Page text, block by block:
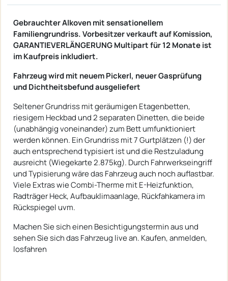
Gebrauchter Alkoven mit sensationellem
Familiengrundriss. Vorbesitzer verkauft auf Komission,
GARANTIEVERLÄNGERUNG Multipart für 12 Monate ist
im Kaufpreis inkludiert.
Fahrzeug wird mit neuem Pickerl, neuer Gasprüfung
und Dichtheitsbefund ausgeliefert
Seltener Grundriss mit geräumigen Etagenbetten,
riesigem Heckbad und 2 separaten Dinetten, die beide
(unabhängig voneinander) zum Bett umfunktioniert
werden können. Ein Grundriss mit 7 Gurtplätzen (!) der
auch entsprechend typisiert ist und die Restzuladung
ausreicht (Wiegekarte 2.875kg). Durch Fahrwerkseingriff
und Typisierung wäre das Fahrzeug auch noch auflastbar.
Viele Extras wie Combi-Therme mit E-Heizfunktion,
Radträger Heck, Aufbauklimaanlage, Rückfahkamera im
Rückspiegel uvm.
Machen Sie sich einen Besichtigungstermin aus und
sehen Sie sich das Fahrzeug live an. Kaufen, anmelden,
losfahren